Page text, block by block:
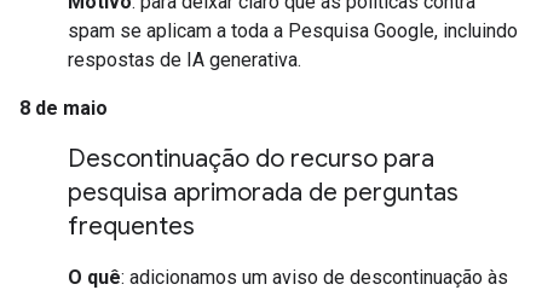
spam se aplicam a toda a Pesquisa Google, incluindo
respostas de IA generativa.
8 de maio
Descontinuação do recurso para
pesquisa aprimorada de perguntas
frequentes
O quê: adicionamos um aviso de descontinuação às